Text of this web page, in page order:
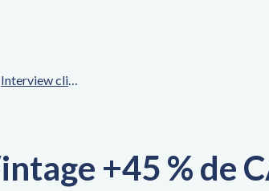
Interview clients
+45 % de